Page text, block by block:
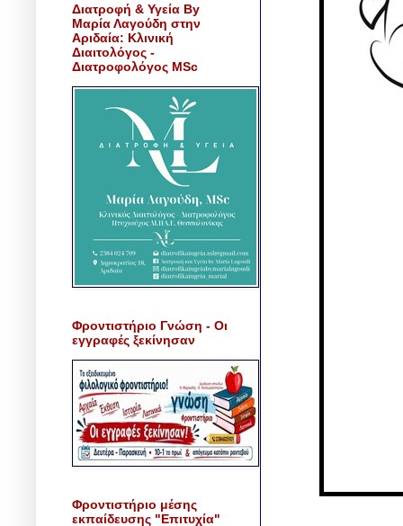
Διατροφή & Υγεία By
Μαρία Λαγούδη στην
Αριδαία: Κλινική
Διαιτολόγος -
Διατροφολόγος MSc
Φροντιστήριο Γνώση - Οι
εγγραφές ξεκίνησαν
Φροντιστήριο μέσης
εκπαίδευσης "Επιτυχία"